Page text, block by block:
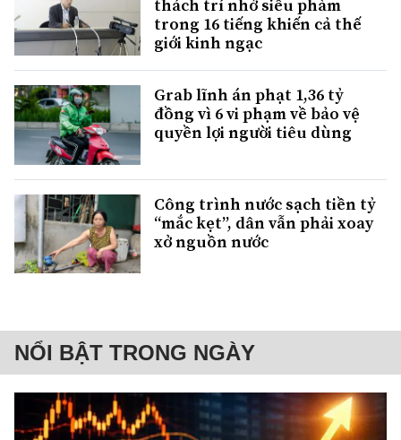
thách trí nhớ siêu phàm
trong 16 tiếng khiến cả thế
giới kinh ngạc
Grab lĩnh án phạt 1,36 tỷ
đồng vì 6 vi phạm về bảo vệ
quyền lợi người tiêu dùng
Công trình nước sạch tiền tỷ
“mắc kẹt”, dân vẫn phải xoay
xở nguồn nước
NỔI BẬT TRONG NGÀY